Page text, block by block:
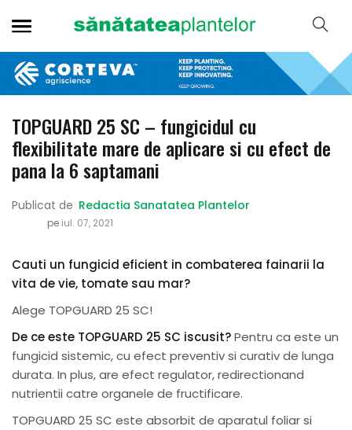
TOPGUARD 25 SC – fungicidul cu
flexibilitate mare de aplicare si cu efect de
pana la 6 saptamani
Publicat de Redactia Sanatatea Plantelor
pe iul. 07, 2021
Cauti un fungicid eficient in combaterea fainarii la
vita de vie, tomate sau mar?
Alege TOPGUARD 25 SC!
De ce este TOPGUARD 25 SC iscusit?Pentru ca este un
fungicid sistemic, cu efect preventiv si curativ de lunga
durata. In plus, are efect regulator, redirectionand
nutrientii catre organele de fructificare.
TOPGUARD 25 SC este absorbit de aparatul foliar si